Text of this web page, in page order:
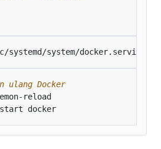
ulang Docker